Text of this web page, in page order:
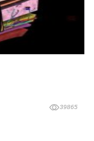
39865